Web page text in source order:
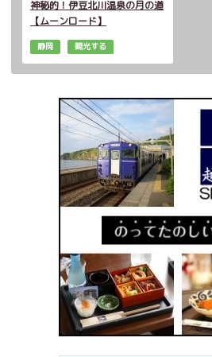
神秘的！伊豆北川温泉の月の道
【ムーンロード】
静岡 観光する